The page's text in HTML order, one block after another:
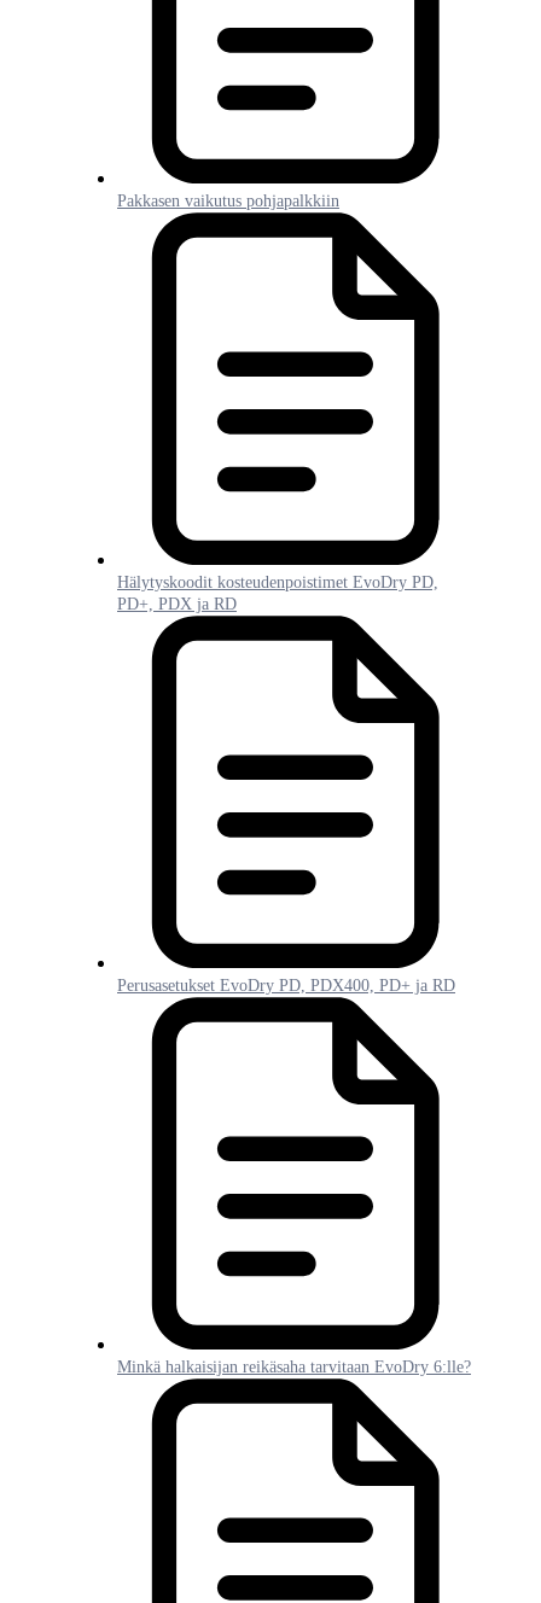
Pakkasen vaikutus pohjapalkkiin
Hälytyskoodit kosteudenpoistimet EvoDry PD,
PD+, PDX ja RD
Perusasetukset EvoDry PD, PDX400, PD+ ja RD
Minkä halkaisijan reikäsaha tarvitaan EvoDry 6:lle?